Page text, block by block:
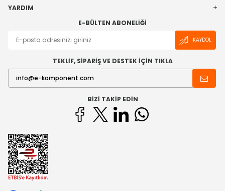
YARDIM
E-BÜLTEN ABONELIĞI
KAYDOL
TEKLİF, SİPARİŞ VE DESTEK İÇİN TIKLA
BIZI TAKIP EDIN